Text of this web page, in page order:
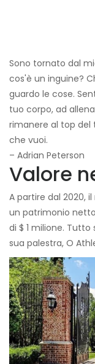
Sono tornato dal
cos'è un inguine?
guardo le cose.
tuo corpo, ad
rimanere al top
che vuoi.
– Adrian Peterson
Valore
A partire dal 2020,
un patrimonio
di $ 1 milione.
sua palestra, O